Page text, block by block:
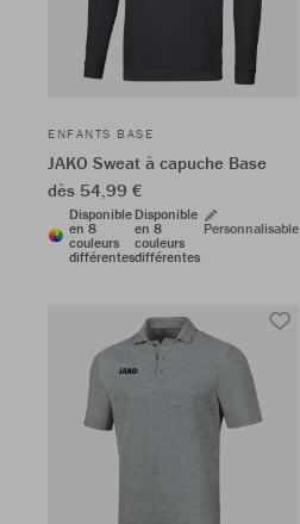
ENFANTS BASE
JAKO Sweat à capuche Base
dès 54,99 €
Disponible
en 8
couleurs
différentes
Disponible
en 8
couleurs
différentes
Personnalisable